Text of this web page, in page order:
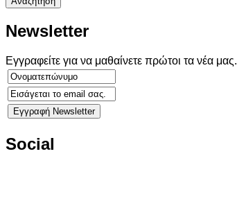
Newsletter
Εγγραφείτε για να μαθαίνετε πρώτοι τα νέα μας.
Social